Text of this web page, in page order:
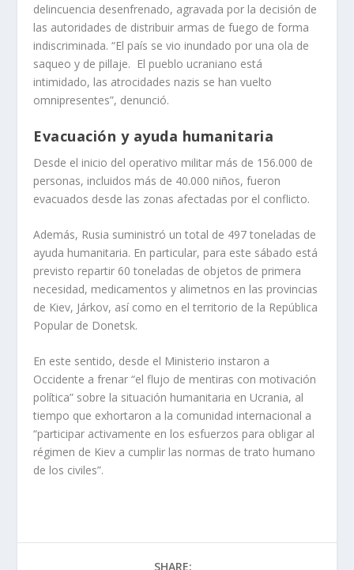
delincuencia desenfrenado, agravada por la decisión de
las autoridades de distribuir armas de fuego de forma
indiscriminada. “El país se vio inundado por una ola de
saqueo y de pillaje. El pueblo ucraniano está
intimidado, las atrocidades nazis se han vuelto
omnipresentes”, denunció.
Evacuación y ayuda humanitaria
Desde el inicio del operativo militar más de 156.000 de
personas, incluidos más de 40.000 niños, fueron
evacuados desde las zonas afectadas por el conflicto.
Además, Rusia suministró un total de 497 toneladas de
ayuda humanitaria. En particular, para este sábado está
previsto repartir 60 toneladas de objetos de primera
necesidad, medicamentos y alimetnos en las provincias
de Kiev, Járkov, así como en el territorio de la República
Popular de Donetsk.
En este sentido, desde el Ministerio instaron a
Occidente a frenar “el flujo de mentiras con motivación
política” sobre la situación humanitaria en Ucrania, al
tiempo que exhortaron a la comunidad internacional a
“participar activamente en los esfuerzos para obligar al
régimen de Kiev a cumplir las normas de trato humano
de los civiles”.
SHARE: